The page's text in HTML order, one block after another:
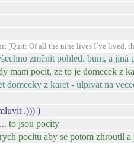
[Quit: Of all the nine lives I´ve lived,
změnit pohled. bum, a
mam pocit, ze to je domecek z
domecky z karet - ulpivat na
.))) )
to jsou pocity
pocitu aby se potom zhroutil a